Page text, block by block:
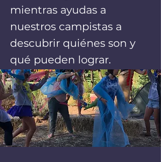
mientras ayudas a
nuestros campistas a
descubrir quiénes son y
qué pueden lograr.
Estamos buscando a
personas dinámicas,
extrovertidas y
afectuosas.